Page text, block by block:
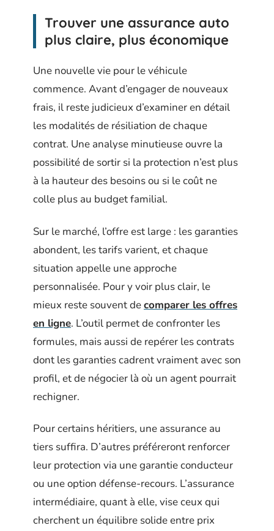
Trouver une assurance auto
plus claire, plus économique
Une nouvelle vie pour le véhicule
commence. Avant d’engager de nouveaux
frais, il reste judicieux d’examiner en détail
les modalités de résiliation de chaque
contrat. Une analyse minutieuse ouvre la
possibilité de sortir si la protection n’est plus
à la hauteur des besoins ou si le coût ne
colle plus au budget familial.
Sur le marché, l’offre est large : les garanties
abondent, les tarifs varient, et chaque
situation appelle une approche
personnalisée. Pour y voir plus clair, le
mieux reste souvent decomparer les offres
en ligne. L’outil permet de confronter les
formules, mais aussi de repérer les contrats
dont les garanties cadrent vraiment avec son
profil, et de négocier là où un agent pourrait
rechigner.
Pour certains héritiers, une assurance au
tiers suffira. D’autres préféreront renforcer
leur protection via une garantie conducteur
ou une option défense-recours. L’assurance
intermédiaire, quant à elle, vise ceux qui
cherchent un équilibre solide entre prix